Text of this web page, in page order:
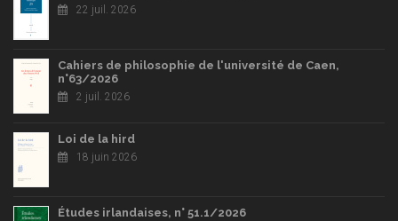
22 juil. 2026
Cahiers de philosophie de l'université de Caen,
n°63/2026
2 juil. 2026
Loi de la hird
18 juin 2026
Études irlandaises, n° 51.1/2026